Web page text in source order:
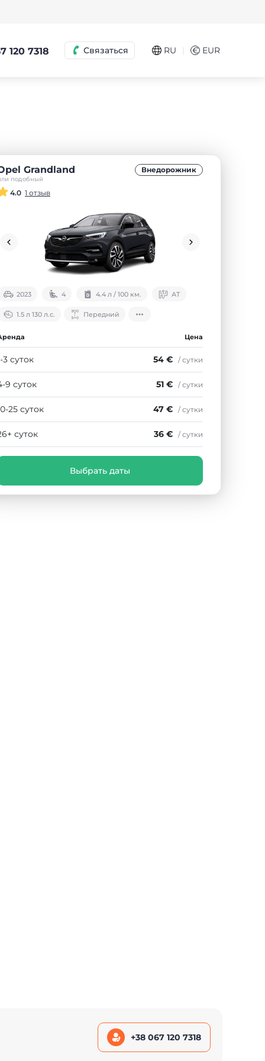
120 7318 Связаться RU € EUR
Grandland
подобный
Внедорожник
4.0 1 отзыв
2023 4 4.4 л / 100 км. АТ
1.5 л 130 л.с. Передний
Цена
3 суток 54 € / сутки
9 суток 51 € / сутки
25 суток 47 € / сутки
суток 36 € / сутки
Выбрать даты
+38 067 120 7318